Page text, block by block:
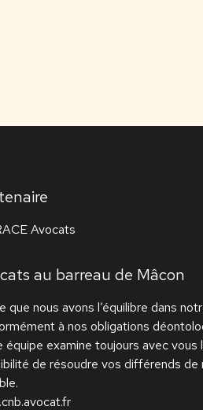
Avocats
au barreau de Mâcon
que nous avons l’équilibre dans
à nos obligations
équipe examine toujours avec vous
de résoudre vos différends de